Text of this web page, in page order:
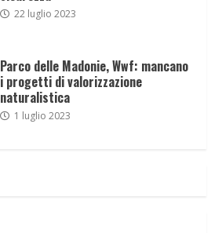
22 luglio 2023
Parco delle Madonie, Wwf: mancano
i progetti di valorizzazione
naturalistica
1 luglio 2023